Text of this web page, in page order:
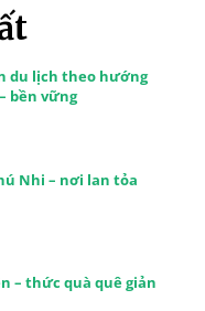
du lịch theo hướng
bền vững
Nhi – nơi lan tỏa
– thức quà quê giản